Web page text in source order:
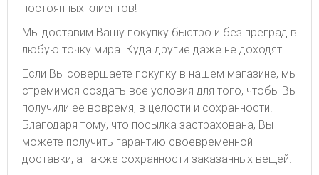
постоянных клиентов!
Мы доставим Вашу покупку быстро и без преград в
любую точку мира. Куда другие даже не доходят!
Если Вы совершаете покупку в нашем магазине, мы
стремимся создать все условия для того, чтобы Вы
получили ее вовремя, в целости и сохранности.
Благодаря тому, что посылка застрахована, Вы
можете получить гарантию своевременной
доставки, а также сохранности заказанных вещей.